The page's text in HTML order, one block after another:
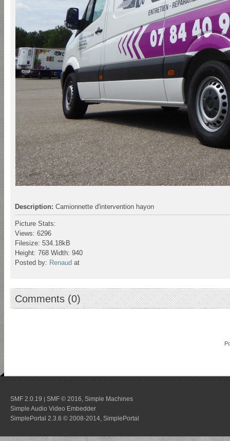
Description:Camionnette d'intervention hayon
Picture Stats:
Views: 6296
Filesize: 534.18kB
Height: 768 Width: 940
Posted by: Renaud at
Comments (0)
SMF 2.0.19 | SMF © 2016 Simple Machines
Simple Audio Video Embedder
SimplePortal 2.3.6 © 2008-2014, SimplePortal